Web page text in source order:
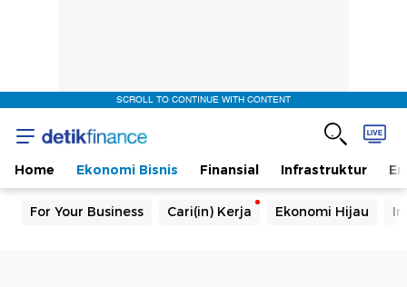
SCROLL TO CONTINUE WITH CONTENT
Home Ekonomi Bisnis Finansial Infrastruktur
For Your Business Cari(in) Kerja Ekonomi Hijau